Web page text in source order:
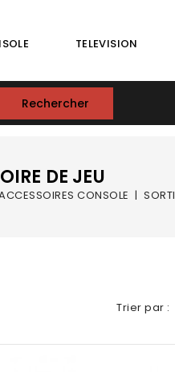
TELEVISION
Rechercher
DE JEU
CONSOLE
Trier par :